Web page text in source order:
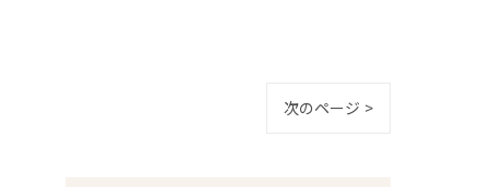
次のページ >